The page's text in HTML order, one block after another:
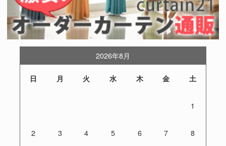
2026年8月
日 月 火 水 木 金 土
1
2 3 4 5 6 7 8